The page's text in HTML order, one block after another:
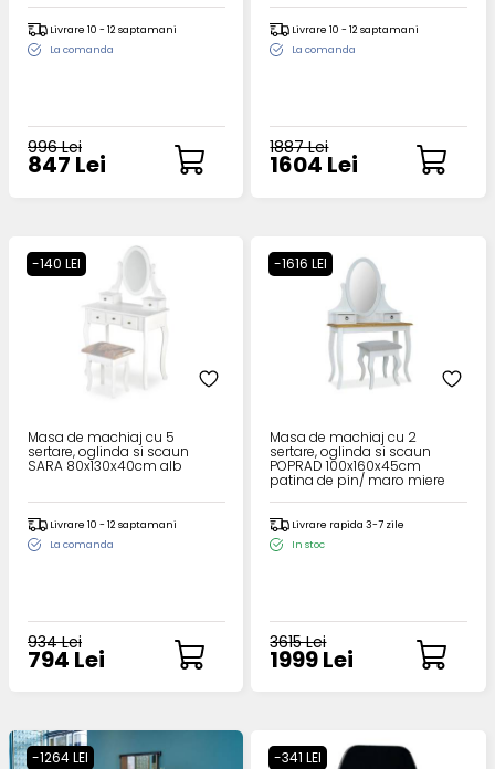
Livrare 10 - 12 saptamani
La comanda
996 Lei
847 Lei
Livrare 10 - 12 saptamani
La comanda
1887 Lei
1604 Lei
-140 LEI
Masa de machiaj cu 5
sertare, oglinda si scaun
SARA 80x130x40cm alb
Livrare 10 - 12 saptamani
La comanda
934 Lei
794 Lei
-1616 LEI
Masa de machiaj cu 2
sertare, oglinda si scaun
POPRAD 100x160x45cm
patina de pin/ maro miere
Livrare rapida 3-7 zile
In stoc
3615 Lei
1999 Lei
-1264 LEI -341 LEI